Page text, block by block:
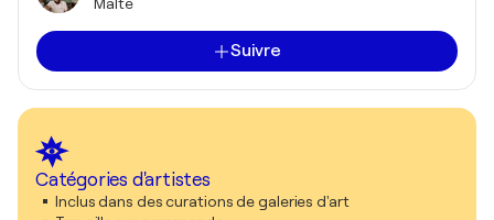
Suivre
Catégories d'artistes
Inclus dans des curations de galeries d'art